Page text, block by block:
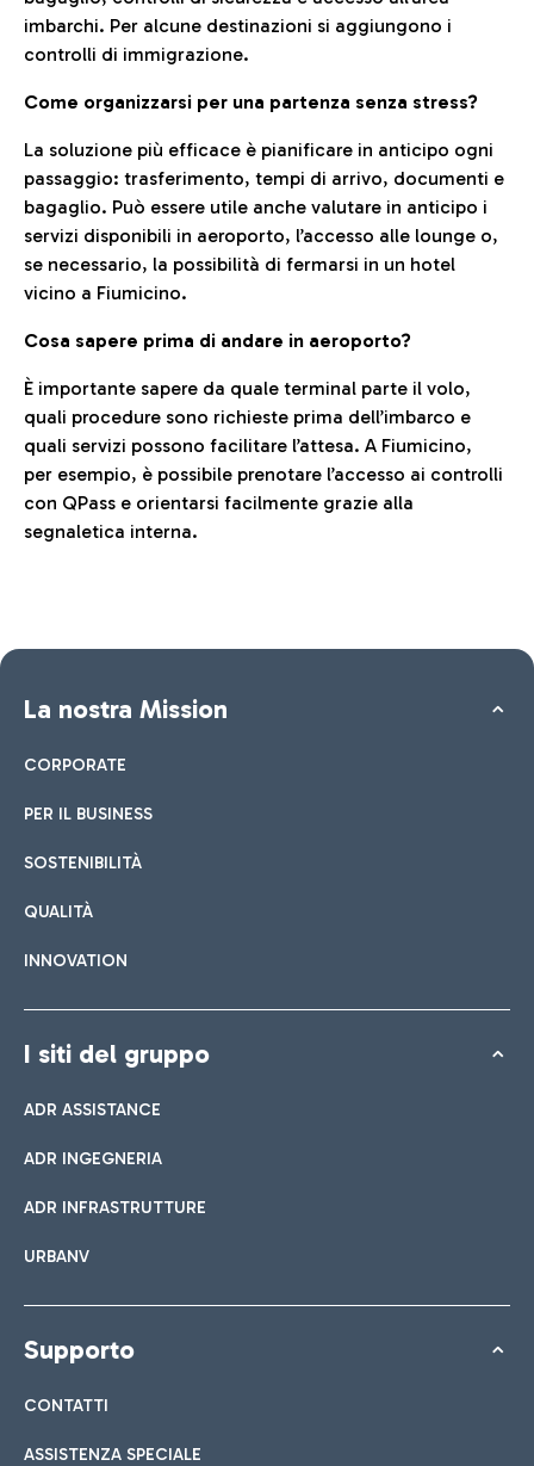
imbarchi. Per alcune destinazioni si aggiungono i
controlli di immigrazione.
Come organizzarsi per una partenza senza stress?
La soluzione più efficace è pianificare in anticipo ogni
passaggio: trasferimento, tempi di arrivo, documenti e
bagaglio. Può essere utile anche valutare in anticipo i
servizi disponibili in aeroporto, l’accesso alle lounge o,
se necessario, la possibilità di fermarsi in un hotel
vicino a Fiumicino.
Cosa sapere prima di andare in aeroporto?
È importante sapere da quale terminal parte il volo,
quali procedure sono richieste prima dell’imbarco e
quali servizi possono facilitare l’attesa. A Fiumicino,
per esempio, è possibile prenotare l’accesso ai controlli
con QPass e orientarsi facilmente grazie alla
segnaletica interna.
La nostra Mission
CORPORATE
PER IL BUSINESS
SOSTENIBILITÀ
QUALITÀ
INNOVATION
I siti del gruppo
ADR ASSISTANCE
ADR INGEGNERIA
ADR INFRASTRUTTURE
URBANV
Supporto
CONTATTI
ASSISTENZA SPECIALE